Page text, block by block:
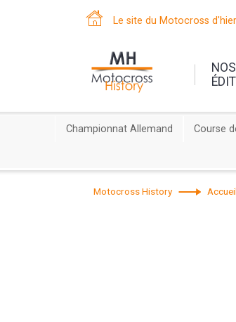
Le site du Motocross
NOS
Championnat Allemand Course
Motocross History Accueil